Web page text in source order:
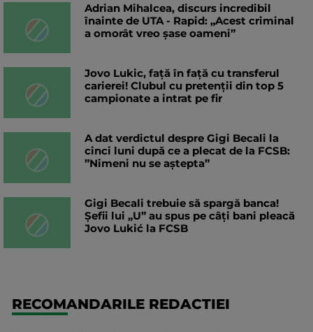
Adrian Mihalcea, discurs incredibil
înainte de UTA - Rapid: „Acest criminal
a omorât vreo șase oameni”
Jovo Lukic, față în față cu transferul
carierei! Clubul cu pretenții din top 5
campionate a intrat pe fir
A dat verdictul despre Gigi Becali la
cinci luni după ce a plecat de la FCSB:
”Nimeni nu se aștepta”
Gigi Becali trebuie să spargă banca!
Șefii lui „U” au spus pe câți bani pleacă
Jovo Lukić la FCSB
RECOMANDARILE REDACTIEI